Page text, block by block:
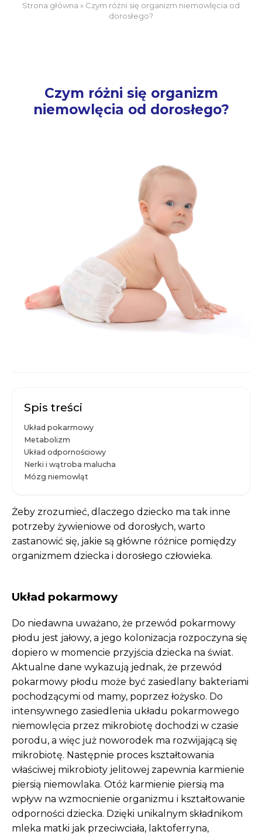
Strona główna » Czym różni się organizm niemowlęcia od
dorosłego?
Czym różni się organizm
niemowlęcia od dorosłego?
Spis treści
Układ pokarmowy
Metabolizm
Układ odpornościowy
Nerki i wątroba malucha
Mózg niemowląt
Żeby zrozumieć, dlaczego dziecko ma tak inne
potrzeby żywieniowe od dorosłych, warto
zastanowić się, jakie są główne różnice pomiędzy
organizmem dziecka i dorosłego człowieka.
Układ pokarmowy
Do niedawna uważano, że przewód pokarmowy
płodu jest jałowy, a jego kolonizacja rozpoczyna się
dopiero w momencie przyjścia dziecka na świat.
Aktualne dane wykazują jednak, że przewód
pokarmowy płodu może być zasiedlany bakteriami
pochodzącymi od mamy, poprzez łożysko. Do
intensywnego zasiedlenia układu pokarmowego
niemowlęcia przez mikrobiotę dochodzi w czasie
porodu, a więc już noworodek ma rozwijającą się
mikrobiotę. Następnie proces kształtowania
właściwej mikrobioty jelitowej zapewnia karmienie
piersią niemowlaka. Otóż karmienie piersią ma
wpływ na wzmocnienie organizmu i kształtowanie
odporności dziecka. Dzięki unikalnym składnikom
mleka matki jak przeciwciała, laktoferryna,